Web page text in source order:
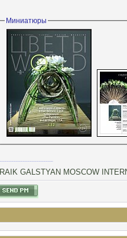
Миниатюры
GALSTYAN MOSCOW